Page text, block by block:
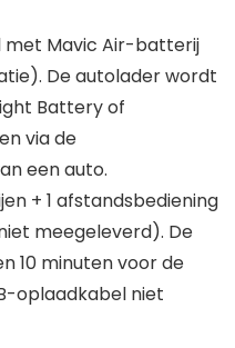
Mavic Air-batterij
De autolader wordt
Battery of
via de
een auto.
+ 1 afstandsbediening
meegeleverd). De
10 minuten voor de
oplaadkabel niet